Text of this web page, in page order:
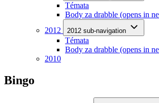
Témata
Body za drabble (opens in
2012
2012 sub-navigation
Témata
Body za drabble (opens in
2010
Bingo